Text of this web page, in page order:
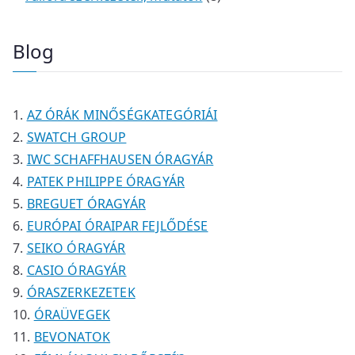
k
k
é
Blog
AZ ÓRÁK MINŐSÉGKATEGÓRIÁI
SWATCH GROUP
IWC SCHAFFHAUSEN ÓRAGYÁR
PATEK PHILIPPE ÓRAGYÁR
BREGUET ÓRAGYÁR
EURÓPAI ÓRAIPAR FEJLŐDÉSE
SEIKO ÓRAGYÁR
CASIO ÓRAGYÁR
ÓRASZERKEZETEK
ÓRAÜVEGEK
BEVONATOK